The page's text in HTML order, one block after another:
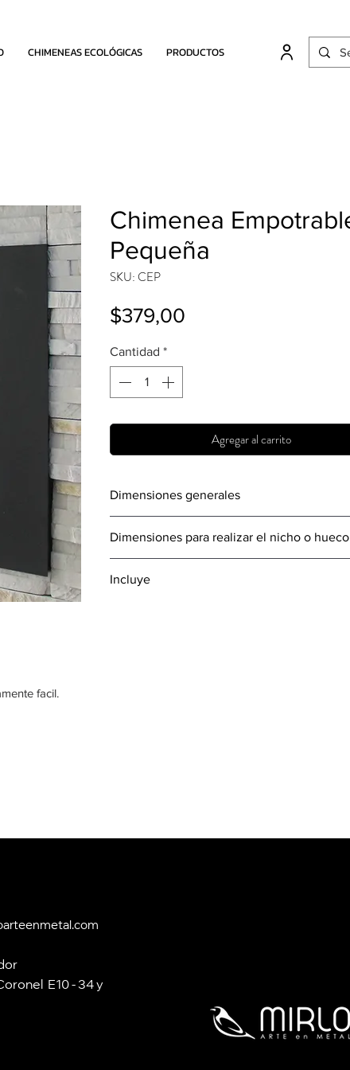
CHIMENEAS ECOLÓGICAS PRODUCTOS
facil.
Chimenea
Pequeña
SKU: CEP
$379,00
Cantidad *
Agregar al carrito
Dimensiones generales
22 cm de profundidad
Dimensiones para realizar el nicho o hueco
230 mm de profundidad
Incluye
E10 - 34 y